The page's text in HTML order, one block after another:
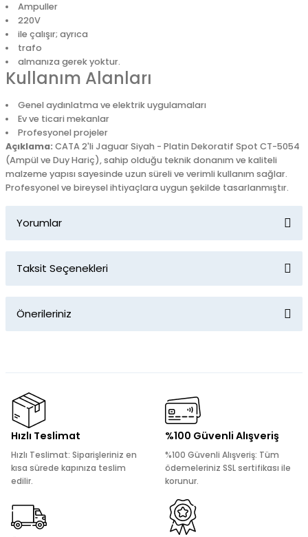
Ampuller
220V
ile çalışır; ayrıca
trafo
almanıza gerek yoktur.
Kullanım Alanları
Genel aydınlatma ve elektrik uygulamaları
Ev ve ticari mekanlar
Profesyonel projeler
Açıklama: CATA 2'li Jaguar Siyah - Platin Dekoratif Spot CT-5054
(Ampül ve Duy Hariç), sahip olduğu teknik donanım ve kaliteli
malzeme yapısı sayesinde uzun süreli ve verimli kullanım sağlar.
Profesyonel ve bireysel ihtiyaçlara uygun şekilde tasarlanmıştır.
Yorumlar
Taksit Seçenekleri
Önerileriniz
kullanarak tarafımıza iletebilirsiniz.
Görüş ve önerileriniz için teşekkür ederiz.
Ürün resmi kalitesiz, bozuk veya görüntülenemiyor.
Ürün bilgilerinde hatalar bulunuyor.
Ürün fiyatı diğer sitelerden daha pahalı.
Bu ürüne benzer farklı alternatifler olmalı.
Hızlı Teslimat
Hızlı Teslimat: Siparişleriniz en
kısa sürede kapınıza teslim
edilir.
%100 Güvenli Alışveriş
%100 Güvenli Alışveriş: Tüm
ödemeleriniz SSL sertifikası ile
korunur.